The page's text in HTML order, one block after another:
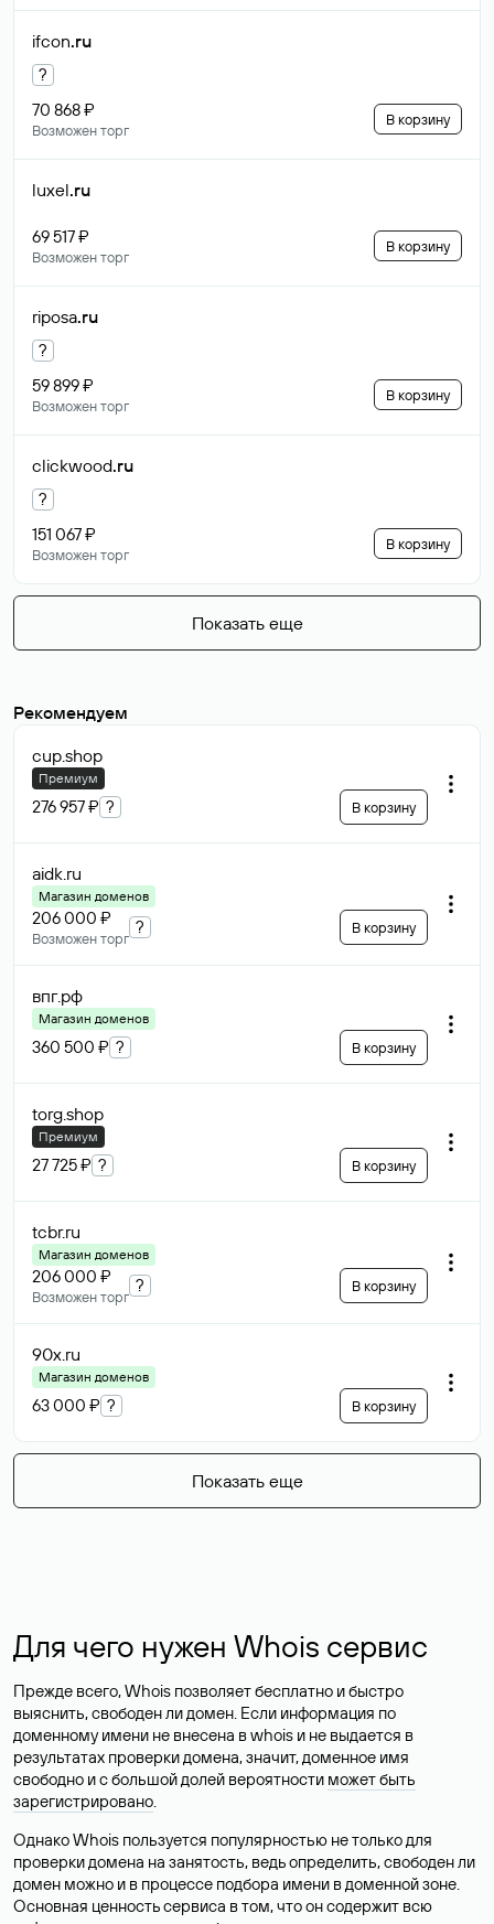
ifcon.ru
?
70 868 ₽
Возможен торг
В корзину
luxel.ru
69 517 ₽
Возможен торг
В корзину
riposa.ru
?
59 899 ₽
Возможен торг
В корзину
clickwood.ru
?
151 067 ₽
Возможен торг
В корзину
Показать еще
Рекомендуем
cup.shop
Премиум
276 957 ₽ ? В корзину
aidk.ru
Магазин доменов
206 000 ₽
Возможен торг
? В корзину
впг.рф
Магазин доменов
360 500 ₽ ? В корзину
torg.shop
Премиум
27 725 ₽ ? В корзину
tcbr.ru
Магазин доменов
206 000 ₽
Возможен торг
? В корзину
90x.ru
Магазин доменов
63 000 ₽ ? В корзину
Показать еще
Для чего нужен Whois сервис
Прежде всего, Whois позволяет бесплатно и быстро
выяснить, свободен ли домен. Если информация по
доменному имени не внесена в whois и не выдается в
результатах проверки домена, значит, доменное имя
свободно и с большой долей вероятности может быть
зарегистрировано.
Однако Whois пользуется популярностью не только для
проверки домена на занятость, ведь определить, свободен ли
домен можно и в процессе подбора имени в доменной зоне.
Основная ценность сервиса в том, что он содержит всю